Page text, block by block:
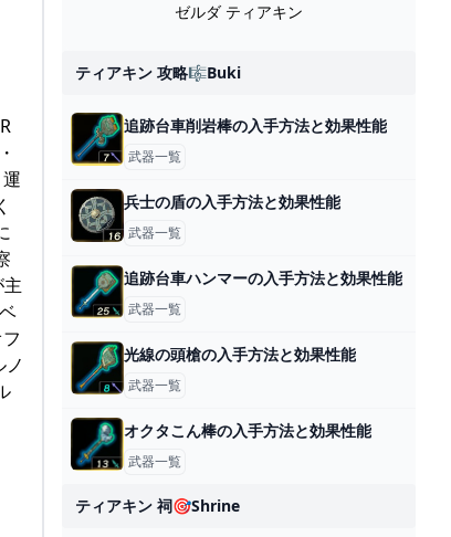
ゼルダ ティアキン
ティアキン 攻略🎼buki
追跡台車削岩棒の入手方法と効果性能
武器一覧
兵士の盾の入手方法と効果性能
武器一覧
追跡台車ハンマーの入手方法と効果性能
武器一覧
光線の頭槍の入手方法と効果性能
武器一覧
オクタこん棒の入手方法と効果性能
武器一覧
ティアキン 祠🎯shrine